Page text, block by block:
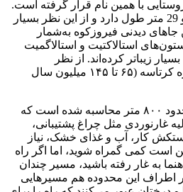
با همین نام قرار گرفته است.
دهانه این غار ۲0 متر ارتفاع و 29 متر طول دارد و از این نظر بسیار
دیدنی فیروزکوه به‌شمار
استالاکتیت و استالاگمیت
زیباتر کرده‌اند. از نظر
زمین‌شناسی، این غار در دوره کرتاسه (۶۵ تا ۱۴۵ میلیون سال
مسیر راهپیمایی در این غار حدود ۸۰۰ متر محاسبه شده است که
غارنوردی مثل چراغ پشتیبانی،
کار، آب و غذای خشک، نیاز
است کمی گمراه شوید، اما اگر راه
به غار رفته باشید، مسیر چندان
اطراف این محدوده هم مسیرهایی